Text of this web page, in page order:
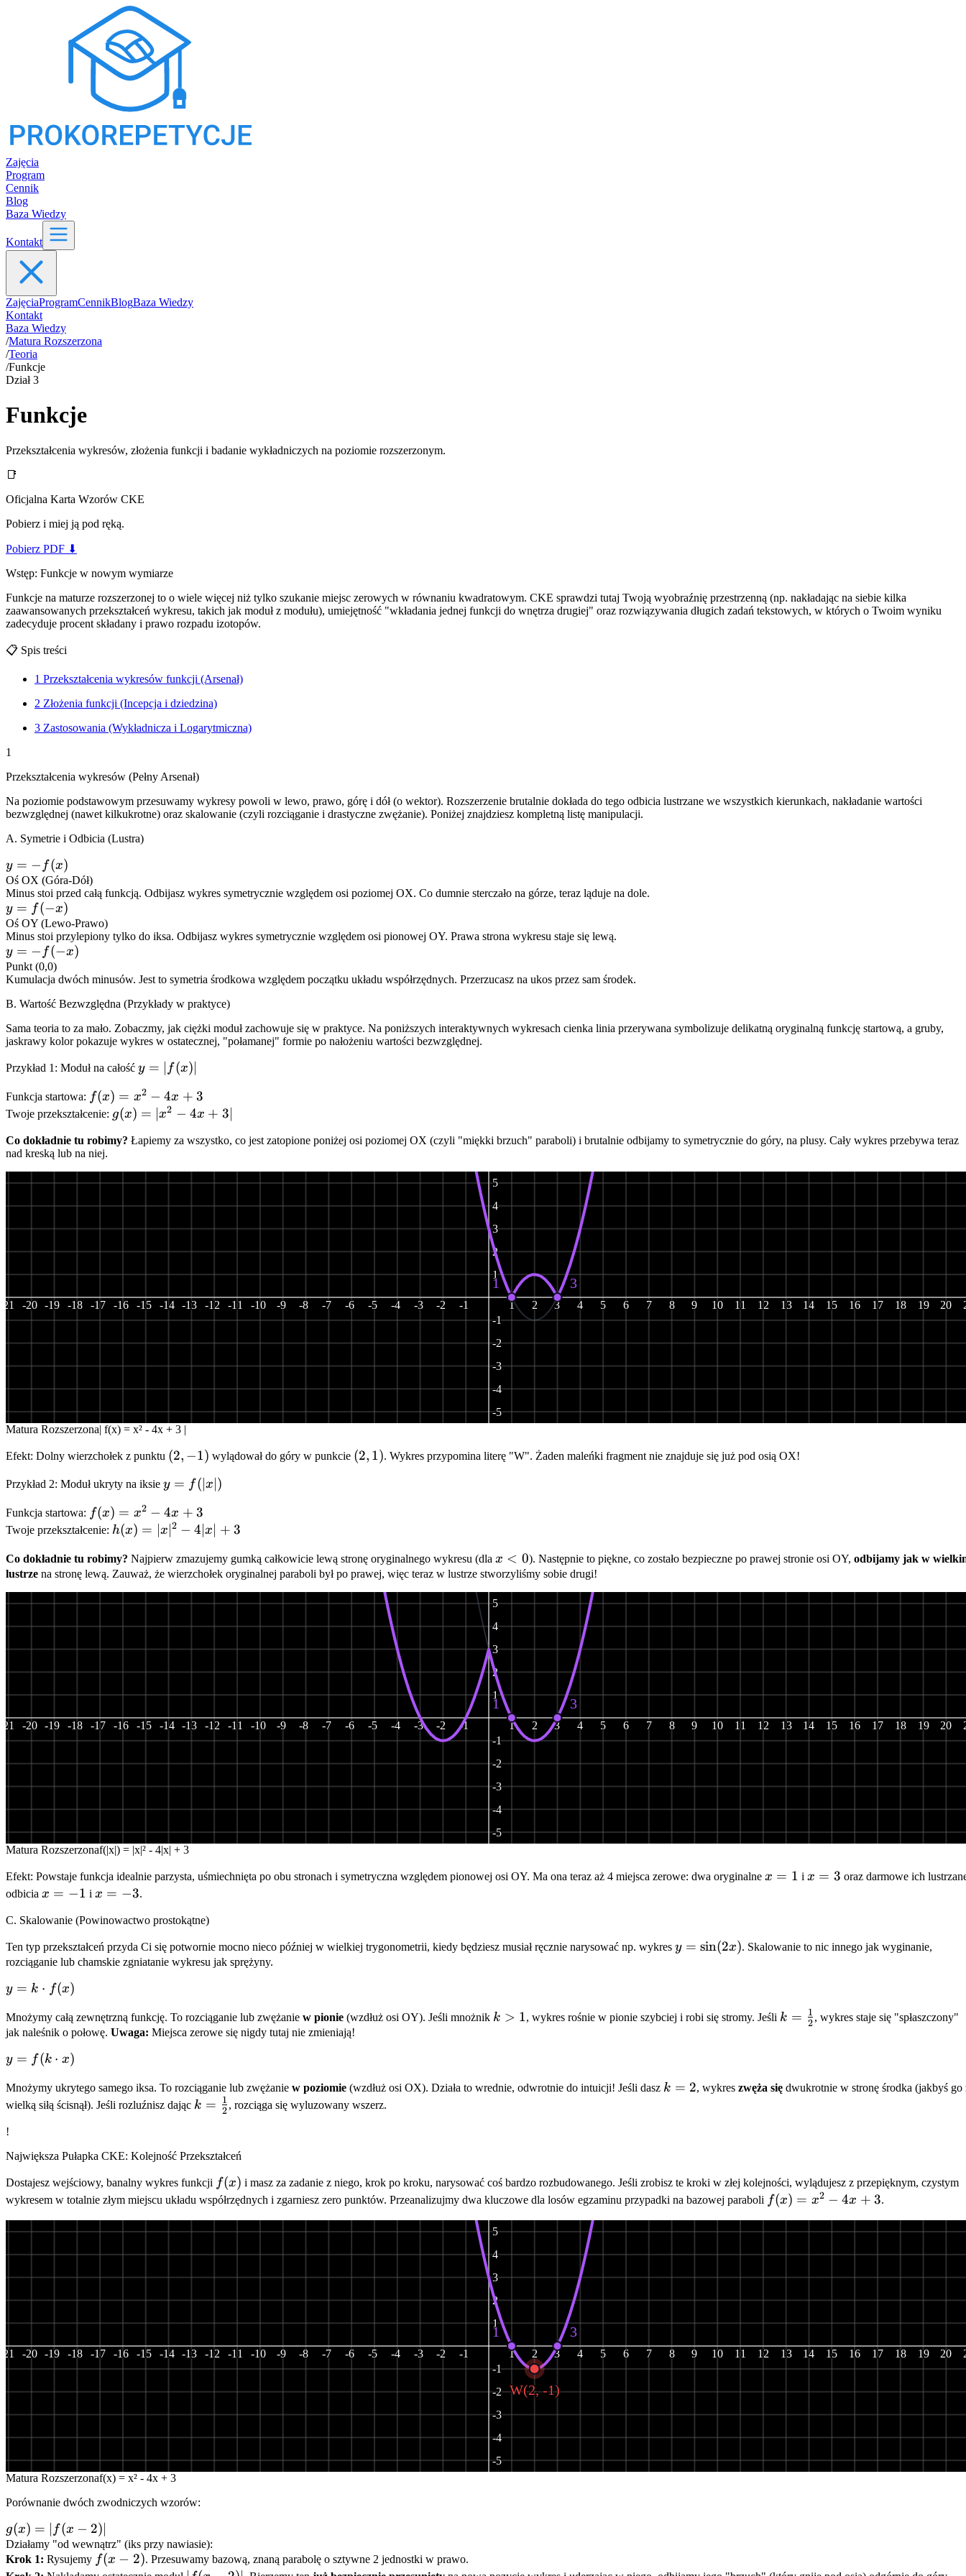
Zajęcia
Program
Cennik
Blog
Baza Wiedzy
Kontakt
ZajęciaProgramCennikBlogBaza Wiedzy
Kontakt
Baza Wiedzy
/Matura Rozszerzona
/Teoria
/Funkcje
Dział3
Funkcje
Przekształcenia wykresów, złożenia funkcji i badanie wykładniczych na poziomie rozszerzonym.
📑
Oficjalna Karta Wzorów CKE
Pobierz i miej ją pod ręką.
Pobierz PDF ⬇
Wstęp: Funkcje w nowym wymiarze
Funkcje na maturze rozszerzonej to o wiele więcej niż tylko szukanie miejsc zerowych w równaniu kwadratowym. CKE sprawdzi tutaj Twoją wyobraźnię przestrzenną (np. nakładając na siebie kilka
zaawansowanych przekształceń wykresu, takich jak moduł z modułu), umiejętność "wkładania jednej funkcji do wnętrza drugiej" oraz rozwiązywania długich zadań tekstowych, w których o Twoim wyniku
zadecyduje procent składany i prawo rozpadu izotopów.
📋 Spis treści
1 Przekształcenia wykresów funkcji (Arsenał)
2 Złożenia funkcji (Incepcja i dziedzina)
3 Zastosowania (Wykładnicza i Logarytmiczna)
1
Przekształcenia wykresów (Pełny Arsenał)
Na poziomie podstawowym przesuwamy wykresy powoli w lewo, prawo, górę i dół (o wektor). Rozszerzenie brutalnie dokłada do tego odbicia lustrzane we wszystkich kierunkach, nakładanie wartości
bezwzględnej (nawet kilkukrotne) oraz skalowanie (czyli rozciąganie i drastyczne zwężanie). Poniżej znajdziesz kompletną listę manipulacji.
A. Symetrie i Odbicia (Lustra)
y =
-
f(x)
y = − f(x)
Oś OX (Góra-Dół)
Minus stoi przed całą funkcją. Odbijasz wykres symetrycznie względem osi poziomej OX. Co dumnie sterczało na górze, teraz ląduje na dole.
y
=
f(-
x)
y = f(−x)
Oś OY (Lewo-Prawo)
Minus stoi przylepiony tylko do iksa. Odbijasz wykres symetrycznie względem osi pionowej OY. Prawa strona wykresu staje się lewą.
y
=
-
f(-
y = − f(−x)
Punkt (0,0)
Kumulacja dwóch minusów. Jest to symetria środkowa względem początku układu współrzędnych. Przerzucasz na ukos przez sam środek.
B. Wartość Bezwzględna (Przykłady w praktyce)
Sama teoria to za mało. Zobaczmy, jak ciężki moduł zachowuje się w praktyce. Na poniższych interaktywnych wykresach cienka linia przerywana symbolizuje delikatną oryginalną funkcję startową, a gruby,
jaskrawy kolor pokazuje wykres w ostatecznej, "połamanej" formie po nałożeniu wartości bezwzględnej.
Przykład 1: Moduł na całość y =
y = f(x)
Funkcja startowa: f(x)
=
-
4x
+ 3
f(x) = x2 − 4x + 3
Twoje przekształcenie: g(x)
|x^2
+ 3|
g(x) = ∣x2 − 4x + 3∣
Co dokładnie tu robimy? Łapiemy za wszystko, co jest zatopione poniżej osi poziomej OX (czyli "miękki brzuch" paraboli) i brutalnie odbijamy to symetrycznie do góry, na plusy. Cały wykres przebywa teraz
nad kreską lub na niej.
21 -20 -19 -18 -17 -16 -15 -14 -13 -12 -11 -10 -9 -8 -7 -6 -5 -4 -3 -2 -1 1 2 3 4 5 6 7 8 9 10 11 12 13 14 15 16 17 18 19 20
-7
-5
-4
-3
-2
-1
1
2
3
4
5
7
1 3
Matura Rozszerzona| f(x) = x² - 4x + 3 |
Efekt: Dolny wierzchołek z punktu (2,
(2, −1) wylądował do góry w punkcie (2,
(2, 1). Wykres przypomina literę "W". Żaden maleńki fragment nie znajduje się już pod osią OX!
Przykład 2: Moduł ukryty na iksie y =
y = f( x )
Funkcja startowa: f(x)
=
-
4x
+ 3
f(x) = x2 − 4x + 3
Twoje przekształcenie: h(x)
|x|^2
-
4|x|
h(x) = x 2 − 4∣x + 3
Co dokładnie tu robimy? Najpierw zmazujemy gumką całkowicie lewą stronę oryginalnego wykresu (dla x
<
0
x < 0). Następnie to piękne, co zostało bezpieczne po prawej stronie osi OY, odbijamy jak w
lustrze na stronę lewą. Zauważ, że wierzchołek oryginalnej paraboli był po prawej, więc teraz w lustrze stworzyliśmy sobie drugi!
21 -20 -19 -18 -17 -16 -15 -14 -13 -12 -11 -10 -9 -8 -7 -6 -5 -4 -3 -2 -1 1 2 3 4 5 6 7 8 9 10 11 12 13 14 15 16 17 18 19 20
-7
-5
-4
-3
-2
-1
1
2
3
4
5
6
7
1 3
Matura Rozszerzonaf(|x|) = |x|² - 4|x| + 3
Efekt: Powstaje funkcja idealnie parzysta, uśmiechnięta po obu stronach i symetryczna względem pionowej osi OY. Ma ona teraz aż 4 miejsca zerowe: dwa oryginalne x=1
x = 1 i x=3
x = 3 oraz darmowe ich
odbicia x=-1
x = −1 i x=-3
x = −3.
C. Skalowanie (Powinowactwo prostokątne)
Ten typ przekształceń przyda Ci się potwornie mocno nieco później w wielkiej trygonometrii, kiedy będziesz musiał ręcznie narysować np. wykres y =
y = sin(2x). Skalowanie to nic innego jak wyginanie,
rozciąganie lub chamskie zgniatanie wykresu jak sprężyny.
y = k
f(x)
y = k ⋅ f(x)
Mnożymy całą zewnętrzną funkcję. To rozciąganie lub zwężanie w pionie (wzdłuż osi OY). Jeśli mnożnik k
k > 1, wykres rośnie w pionie szybciej i robi się stromy. Jeśli k =
k = 2
1 , wykres staje się "spłaszczony"
jak naleśnik o połowę. Uwaga: Miejsca zerowe się nigdy tutaj nie zmieniają!
y =
\cdot
x)
y = f(k ⋅ x)
Mnożymy ukrytego samego iksa. To rozciąganie lub zwężanie w poziomie (wzdłuż osi OX). Działa to wrednie, odwrotnie do intuicji! Jeśli dasz k
k = 2, wykreszwęża się dwukrotnie w stronę środka (jakbyś go
wielką siłą ścisnął). Jeśli rozluźnisz dając k =
k = 2
1 , rozciąga się wyluzowany wszerz.
!
Największa Pułapka CKE: Kolejność Przekształceń
Dostajesz wejściowy, banalny wykres funkcji f(x)
f(x) i masz za zadanie z niego, krok po kroku, narysować coś bardzo rozbudowanego. Jeśli zrobisz te kroki w złej kolejności, wylądujesz z przepięknym, czystym
wykresem w totalnie złym miejscu układu współrzędnych i zgarniesz zero punktów. Przeanalizujmy dwa kluczowe dla losów egzaminu przypadki na bazowej paraboli f(x)
x^2
+ 3
f(x) = x2 − 4x + 3.
21 -20 -19 -18 -17 -16 -15 -14 -13 -12 -11 -10 -9 -8 -7 -6 -5 -4 -3 -2 -1 1 2 3 4 5 6 7 8 9 10 11 12 13 14 15 16 17 18 19 20
-5
-4
-3
-2
-1
1
2
3
4
5
7
W(2, -1)
1 3
Matura Rozszerzonaf(x) = x² - 4x + 3
Porównanie dwóch zwodniczych wzorów:
g(x)
=
|f(x
g(x) = f(x − 2)
Działamy "od wewnątrz" (iks przy nawiasie):
Krok 1: Rysujemy f(x
f(x − 2). Przesuwamy bazową, znaną parabolę o sztywne 2 jednostki w prawo.